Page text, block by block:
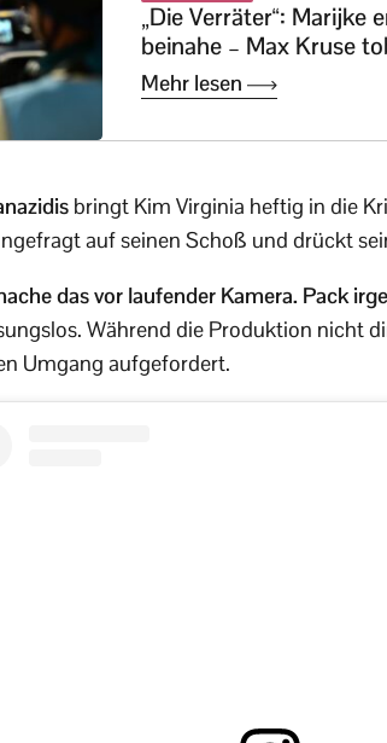
„Die Verräter“: Marijke
beinahe – Max Kruse
Mehr lesen
bringt Kim Virginia heftig in die
auf seinen Schoß und drückt
das vor laufender Kamera. Pack
Während die Produktion nicht
Umgang aufgefordert.